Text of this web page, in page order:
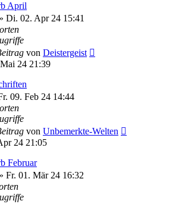
April
» Di. 02. Apr 24 15:41
von Deistergeist
24 21:39
09. Feb 24 14:44
von Unbemerkte-Welten
24 21:05
Februar
» Fr. 01. Mär 24 16:32